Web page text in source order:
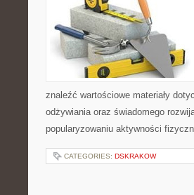
znaleźć wartościowe materiały
odżywiania oraz świadomego
popularyzowaniu aktywności
CATEGORIES: DSKRAKOW